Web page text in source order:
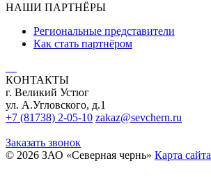
НАШИ ПАРТНЁРЫ
Региональные представители
Как стать партнёром
КОНТАКТЫ
г. Великий Устюг
ул. А.Угловского, д.1
+7 (81738) 2-05-10 zakaz@sevchern.ru
Заказать звонок
© 2026 ЗАО «Северная чернь» Карта сайта